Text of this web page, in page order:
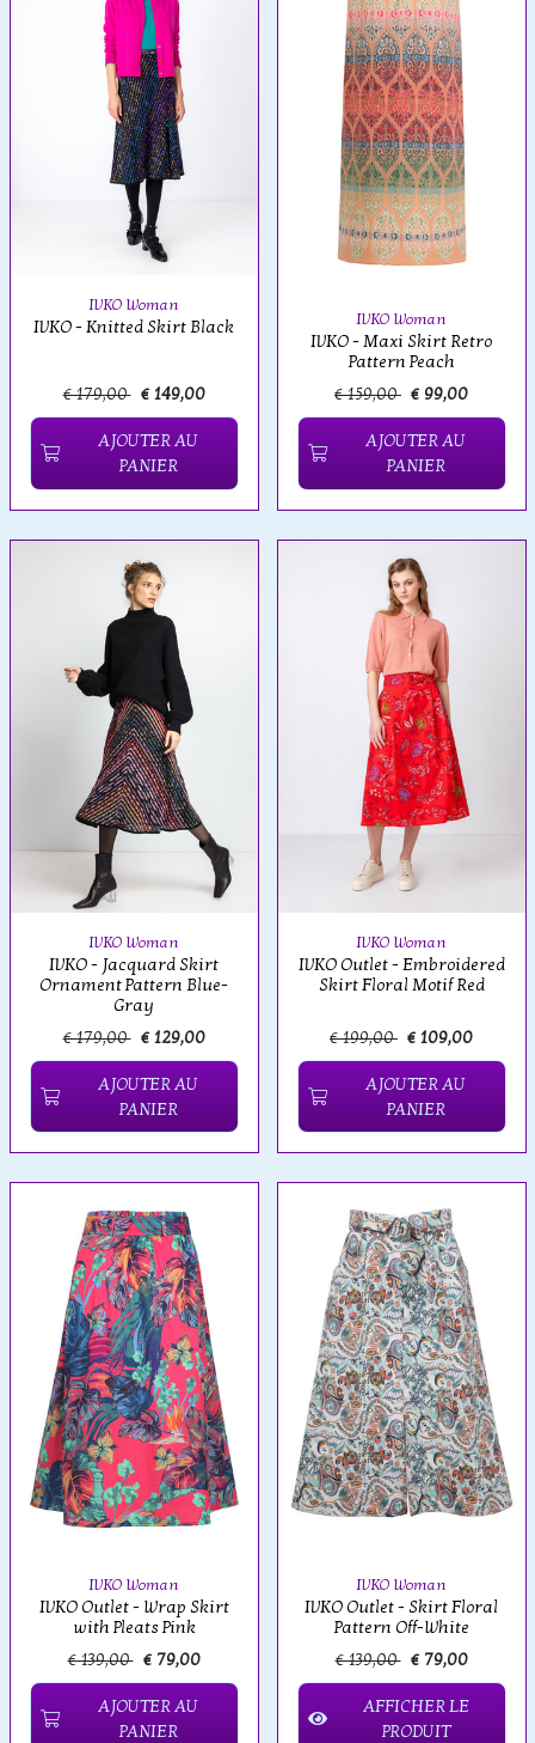
IVKO Woman
IVKO - Knitted Skirt Black
€ 179,00 € 149,00
AJOUTER AU
PANIER
IVKO Woman
IVKO - Maxi Skirt Retro
Pattern Peach
€ 159,00 € 99,00
AJOUTER AU
PANIER
IVKO Woman
IVKO - Jacquard Skirt
Ornament Pattern Blue-
Gray
€ 179,00 € 129,00
AJOUTER AU
PANIER
IVKO Woman
IVKO Outlet - Embroidered
Skirt Floral Motif Red
€ 199,00 € 109,00
AJOUTER AU
PANIER
IVKO Woman
IVKO Outlet - Wrap Skirt
with Pleats Pink
€ 139,00 € 79,00
AJOUTER AU
PANIER
IVKO Woman
IVKO Outlet - Skirt Floral
Pattern Off-White
€ 139,00 € 79,00
AFFICHER LE
PRODUIT